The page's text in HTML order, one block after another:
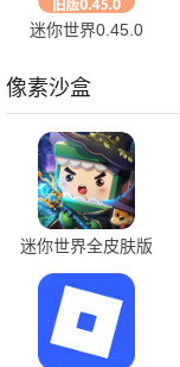
迷你世界0.45.0
像素沙盒
迷你世界全皮肤版
1.58.0 安卓版